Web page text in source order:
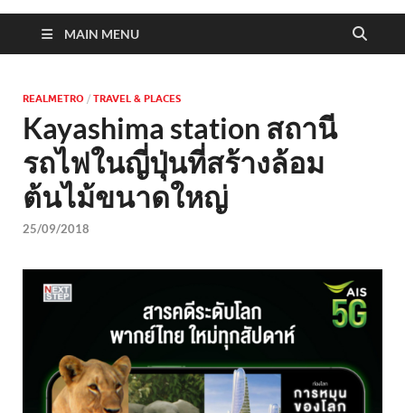
MAIN MENU
REALMETRO / TRAVEL & PLACES
Kayashima station สถานี
รถไฟในญี่ปุ่นที่สร้างล้อม
ต้นไม้ขนาดใหญ่
25/09/2018